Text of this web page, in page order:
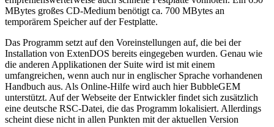
MBytes großes CD-Medium benötigt ca. 700 MBytes an
temporärem Speicher auf der Festplatte.
Das Programm setzt auf den Voreinstellungen auf, die bei der
Installation von ExtenDOS bereits eingegeben wurden. Genau wie
die anderen Applikationen der Suite wird ist mit einem
umfangreichen, wenn auch nur in englischer Sprache vorhandenen
Handbuch aus. Als Online-Hilfe wird auch hier BubbleGEM
unterstützt. Auf der Webseite der Entwickler findet sich zusätzlich
eine deutsche RSC-Datei, die das Programm lokalisiert. Allerdings
scheint diese nicht in allen Punkten mit der aktuellen Version